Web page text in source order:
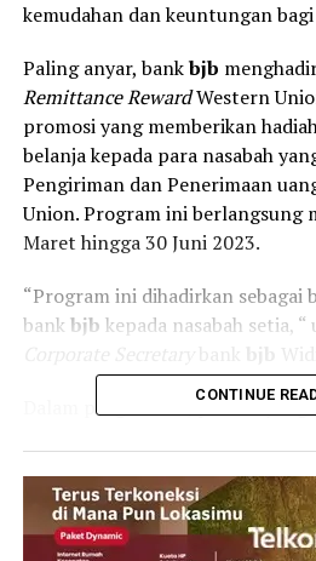
kemudahan dan keuntungan bagi
Paling anyar, bankbjb
Remittance RewardWestern
promosi yang memberikan
belanja kepada para nasabah
Pengiriman dan Penerimaan
Union. Program ini berlangsung
Maret hingga 30 Juni 2023.
“Program ini dihadirkan sebagai
bank bjb kepada nasabah setia,
Dalam program ini, produk yang
cepat. Adapun peserta program
perorangan sertawalk-in
kantor bank
bjb.
CONTINUE